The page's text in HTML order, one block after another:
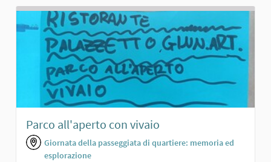
Parco all'aperto con vivaio
Giornata della passeggiata di quartiere: memoria ed
esplorazione